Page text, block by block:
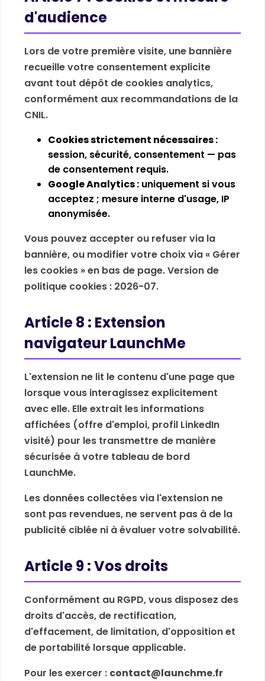
d'audience
Lors de votre première visite, une bannière
recueille votre consentement explicite
avant tout dépôt de cookies analytics,
conformément aux recommandations de la
CNIL.
Cookies strictement nécessaires :
session, sécurité, consentement — pas
de consentement requis.
Google Analytics : uniquement si vous
acceptez ; mesure interne d'usage, IP
anonymisée.
Vous pouvez accepter ou refuser via la
bannière, ou modifier votre choix via « Gérer
les cookies » en bas de page. Version de
politique cookies : 2026-07.
Article 8 : Extension
navigateur LaunchMe
L'extension ne lit le contenu d'une page que
lorsque vous interagissez explicitement
avec elle. Elle extrait les informations
affichées (offre d'emploi, profil LinkedIn
visité) pour les transmettre de manière
sécurisée à votre tableau de bord
LaunchMe.
Les données collectées via l'extension ne
sont pas revendues, ne servent pas à de la
publicité ciblée ni à évaluer votre solvabilité.
Article 9 : Vos droits
Conformément au RGPD, vous disposez des
droits d'accès, de rectification,
d'effacement, de limitation, d'opposition et
de portabilité lorsque applicable.
Pour les exercer : contact@launchme.fr